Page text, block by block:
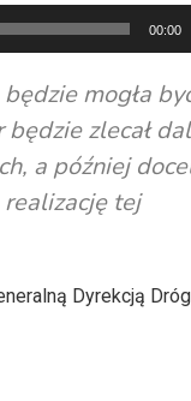
00:00
mogła
zlecał
a później
tej
Dyrekcją